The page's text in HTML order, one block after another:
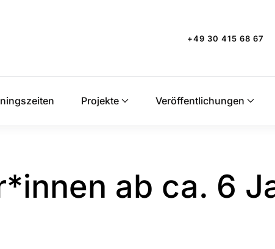
+49 30 415 68 67
Projekte Veröffentlichungen
ab ca. 6